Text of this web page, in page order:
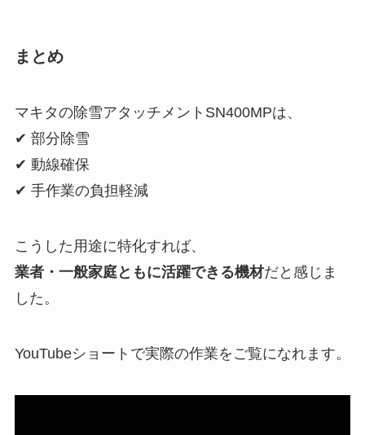
まとめ
マキタの除雪アタッチメントSN400MPは、
✔ 部分除雪
✔ 動線確保
✔ 手作業の負担軽減
こうした用途に特化すれば、
業者・一般家庭ともに活躍できる機材だと感じま
した。
YouTubeショートで実際の作業をご覧になれます。